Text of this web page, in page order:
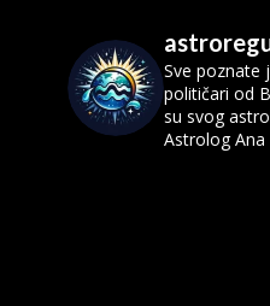
Sve poznate
političari od
su svog
Astrolog Ana